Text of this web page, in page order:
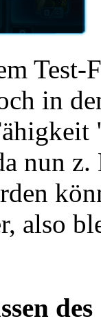
in
nun
also
des